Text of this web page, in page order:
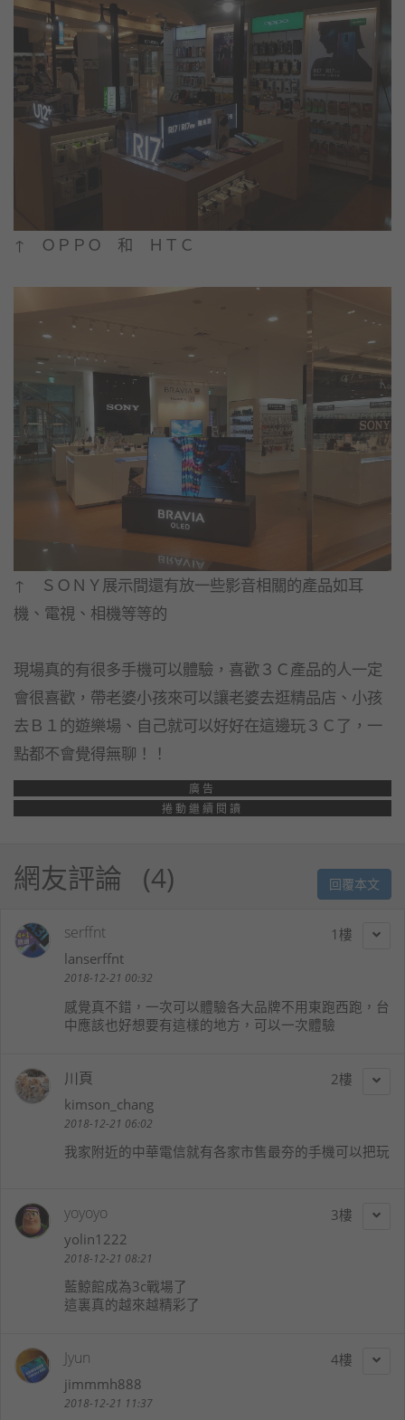
↑ ＯＰＰＯ 和 ＨＴＣ
↑ ＳＯＮＹ展示間還有放一些影音相關的產品如耳
機、電視、相機等等的
現場真的有很多手機可以體驗，喜歡３Ｃ產品的人一定
會很喜歡，帶老婆小孩來可以讓老婆去逛精品店、小孩
去Ｂ１的遊樂場、自己就可以好好在這邊玩３Ｃ了，一
點都不會覺得無聊！！
廣告
捲動繼續閱讀
網友評論 4 回覆本文
1
serffnt
lanserffnt
2018-12-21 00:32
感覺真不錯，一次可以體驗各大品牌不用東跑西跑，台
中應該也好想要有這樣的地方，可以一次體驗
2
川頁
kimson_chang
2018-12-21 06:02
我家附近的中華電信就有各家市售最夯的手機可以把玩
3
yoyoyo
yolin1222
2018-12-21 08:21
藍鯨館成為3c戰場了
這裏真的越來越精彩了
4
Jyun
jimmmh888
2018-12-21 11:37